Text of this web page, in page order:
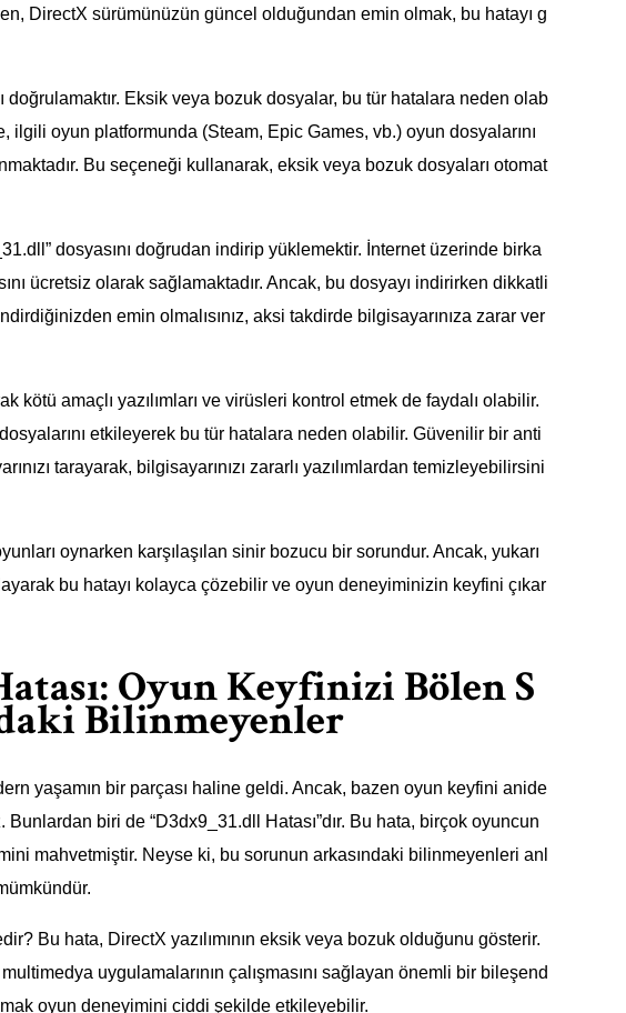
DirectX sürümünüzün güncel olduğundan emin olmak, bu hatayı g
doğrulamaktır. Eksik veya bozuk dosyalar, bu tür hatalara neden olab
ilgili oyun platformunda (Steam, Epic Games, vb.) oyun dosyalarını
Bu seçeneği kullanarak, eksik veya bozuk dosyaları otomat
dosyasını doğrudan indirip yüklemektir. İnternet üzerinde birka
ücretsiz olarak sağlamaktadır. Ancak, bu dosyayı indirirken dikkatli
emin olmalısınız, aksi takdirde bilgisayarınıza zarar ver
kötü amaçlı yazılımları ve virüsleri kontrol etmek de faydalı olabilir.
dosyalarını etkileyerek bu tür hatalara neden olabilir. Güvenilir bir anti
tarayarak, bilgisayarınızı zararlı yazılımlardan temizleyebilirsini
oynarken karşılaşılan sinir bozucu bir sorundur. Ancak, yukarı
bu hatayı kolayca çözebilir ve oyun deneyiminizin keyfini çıkar
Oyun Keyfinizi Bölen S
Bilinmeyenler
yaşamın bir parçası haline geldi. Ancak, bazen oyun keyfini anide
biri de “D3dx9_31.dll Hatası”dır. Bu hata, birçok oyuncun
mahvetmiştir. Neyse ki, bu sorunun arkasındaki bilinmeyenleri anl
Bu hata, DirectX yazılımının eksik veya bozuk olduğunu gösterir.
uygulamalarının çalışmasını sağlayan önemli bir bileşend
oyun deneyimini ciddi şekilde etkileyebilir.